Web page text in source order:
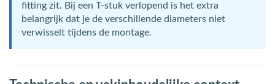
fitting zit. Bij een T-stuk verlopend is het extra
belangrijk dat je de verschillende diameters niet
verwisselt tijdens de montage.